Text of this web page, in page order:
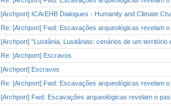
[Archport] ICArEHB Dialogues - Humanity and Climate
Re: [Archport] Fwd: Escavações arqueológicas revelam
[Archport] "Lusitânia, Lusitânias: cenários de um
Re: [Archport] Escravos
[Archport] Escravos
Re: [Archport] Fwd: Escavações arqueológicas revelam
[Archport] Fwd: Escavações arqueológicas revelam o